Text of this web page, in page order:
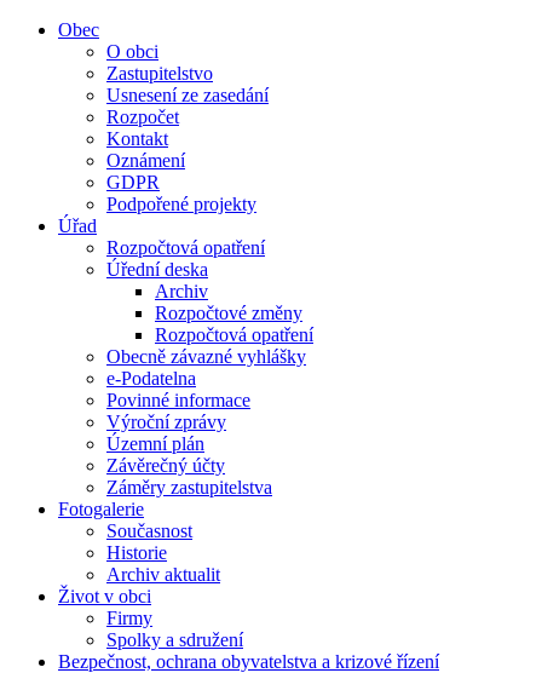
Obec
O obci
Zastupitelstvo
Usnesení ze zasedání
Rozpočet
Kontakt
Oznámení
GDPR
Podpořené projekty
Úřad
Rozpočtová opatření
Úřední deska
Archiv
Rozpočtové změny
Rozpočtová opatření
Obecně závazné vyhlášky
e-Podatelna
Povinné informace
Výroční zprávy
Územní plán
Závěrečný účty
Záměry zastupitelstva
Fotogalerie
Současnost
Historie
Archiv aktualit
Život v obci
Firmy
Spolky a sdružení
Bezpečnost, ochrana obyvatelstva a krizové řízení